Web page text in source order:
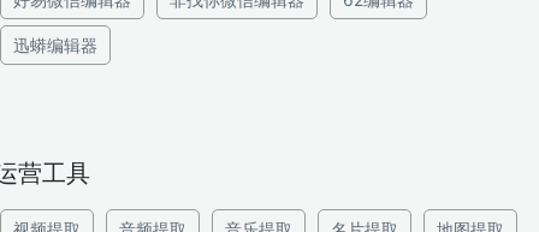
迅蟒编辑器
营工具